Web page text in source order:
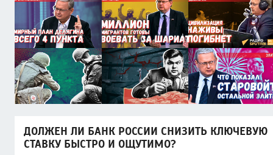
ДОЛЖЕН ЛИ БАНК РОССИИ СНИЗИТЬ КЛЮЧЕВУЮ
СТАВКУ БЫСТРО И ОЩУТИМО?